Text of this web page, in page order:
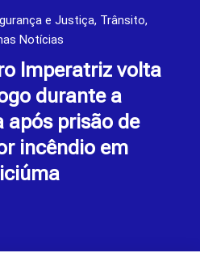
e Justiça, Trânsito,
Notícias
Imperatriz volta
durante a
após prisão de
incêndio em